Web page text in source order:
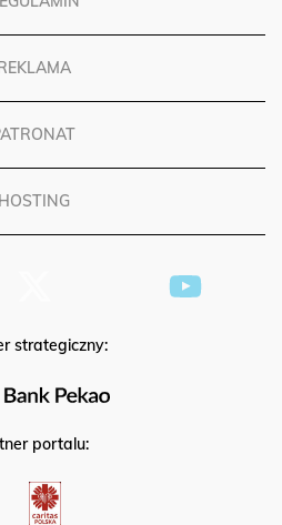
HOSTING
strategiczny:
portalu: